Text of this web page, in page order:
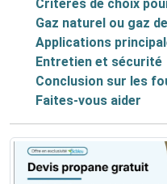
Critères de choix
Gaz naturel ou gaz
Applications
Entretien et sécurité
Conclusion sur les
Faites-vous aider